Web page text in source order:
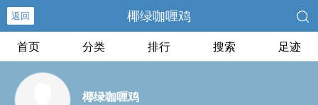
返回 椰绿咖喱鸡
首页 分类 排行 搜索 足迹
椰绿咖喱鸡